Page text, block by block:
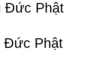
Đức Phật
Đức Phật